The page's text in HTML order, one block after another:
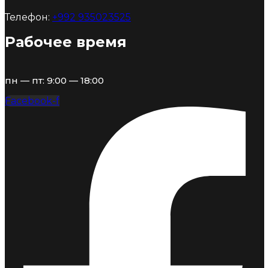
Телефон: +992 935023525
Рабочее время
пн — пт: 9:00 — 18:00
Facebook-f